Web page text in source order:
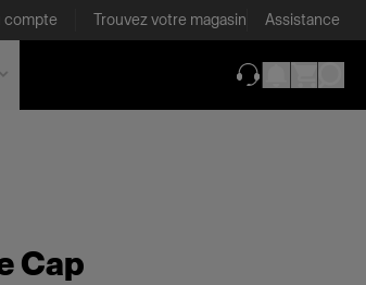
compte Trouvez votre magasin Assistance
Cap